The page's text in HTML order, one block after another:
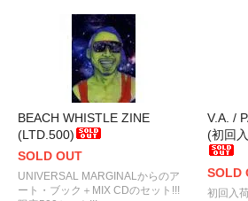
BEACH WHISTLE ZINE
(LTD.500)
SOLD OUT
UNIVERSAL MARGINALからのア
ート・ブック＋MIX CDのセット!!!
V.A. /
(初回
SOLD
初回入